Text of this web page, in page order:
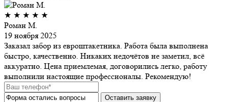
★ ★ ★ ★ ★
Роман М.
19 ноября 2025
Заказал забор из евроштакетника. Работа была выполнена
быстро, качественно. Никаких недочётов не заметил, всё
аккуратно. Цена приемлемая, договорились легко, работу
выполнили настоящие профессионалы. Рекомендую!